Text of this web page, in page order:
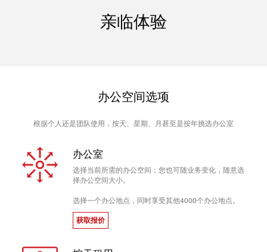
亲临体验
办公空间选项
根据个人还是团队使用，按天、星期、月甚至是按年挑选办公室
办公室
选择当前所需的办公空间；您也可随业务变化，随意选
择办公空间大小。
选择一个办公地点，同时享受其他4000个办公地点。
获取报价